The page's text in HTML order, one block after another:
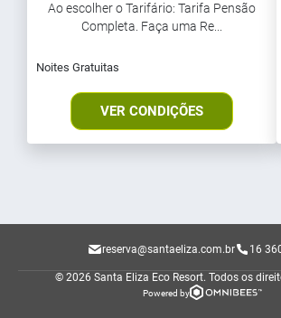
Ao escolher o Tarifário: Tarifa Pensão
Completa. Faça uma Re...
Noites Gratuitas
VER CONDIÇÕES
reserva@santaeliza.com.br 16
© 2026 Santa Eliza Eco Resort. Todos os
Powered by